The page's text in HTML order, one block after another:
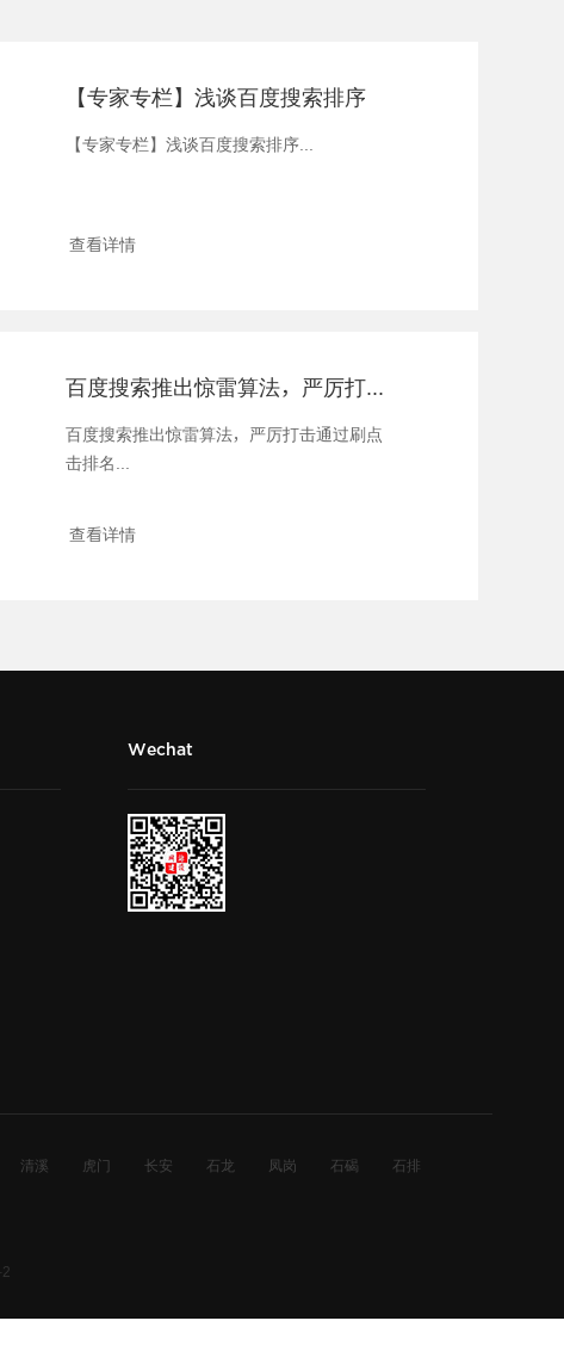
【专家专栏】浅谈百度搜索排序
【专家专栏】浅谈百度搜索排序...
查看详情
百度搜索推出惊雷算法，严厉打击通过刷点
击排名...
查看详情
Wechat
清溪 虎门 长安 石龙 凤岗 石碣 石排